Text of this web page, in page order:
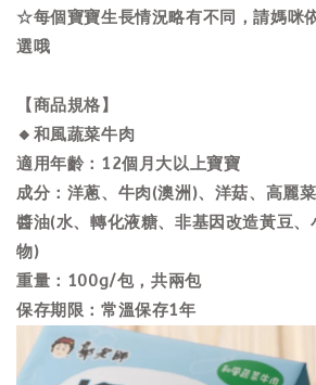
☆每個寶寶生長情況略有不同，請媽咪
選哦
【商品規格】
🔸和風蔬菜牛肉
適用年齡：12個月大以上寶寶
成分：洋蔥、牛肉(澳洲)、洋菇、高麗
醬油(水、轉化液糖、非基因改造黃豆、
物)
重量：100g/包，共兩包
保存期限：常溫保存1年